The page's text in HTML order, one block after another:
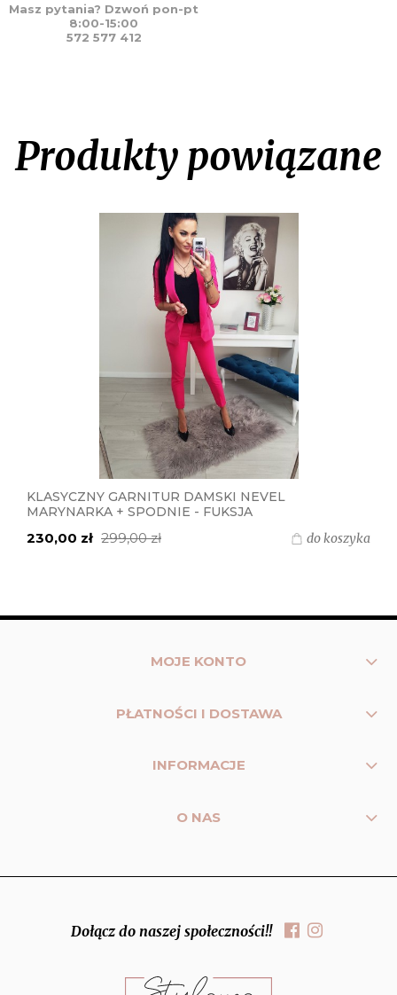
Masz pytania? Dzwoń pon-pt
8:00-15:00
572 577 412
Produkty powiązane
KLASYCZNY GARNITUR DAMSKI NEVEL
MARYNARKA + SPODNIE - FUKSJA
230,00 zł 299,00 zł do koszyka
MOJE KONTO
PŁATNOŚCI I DOSTAWA
INFORMACJE
O NAS
Dołącz do naszej społeczności!!